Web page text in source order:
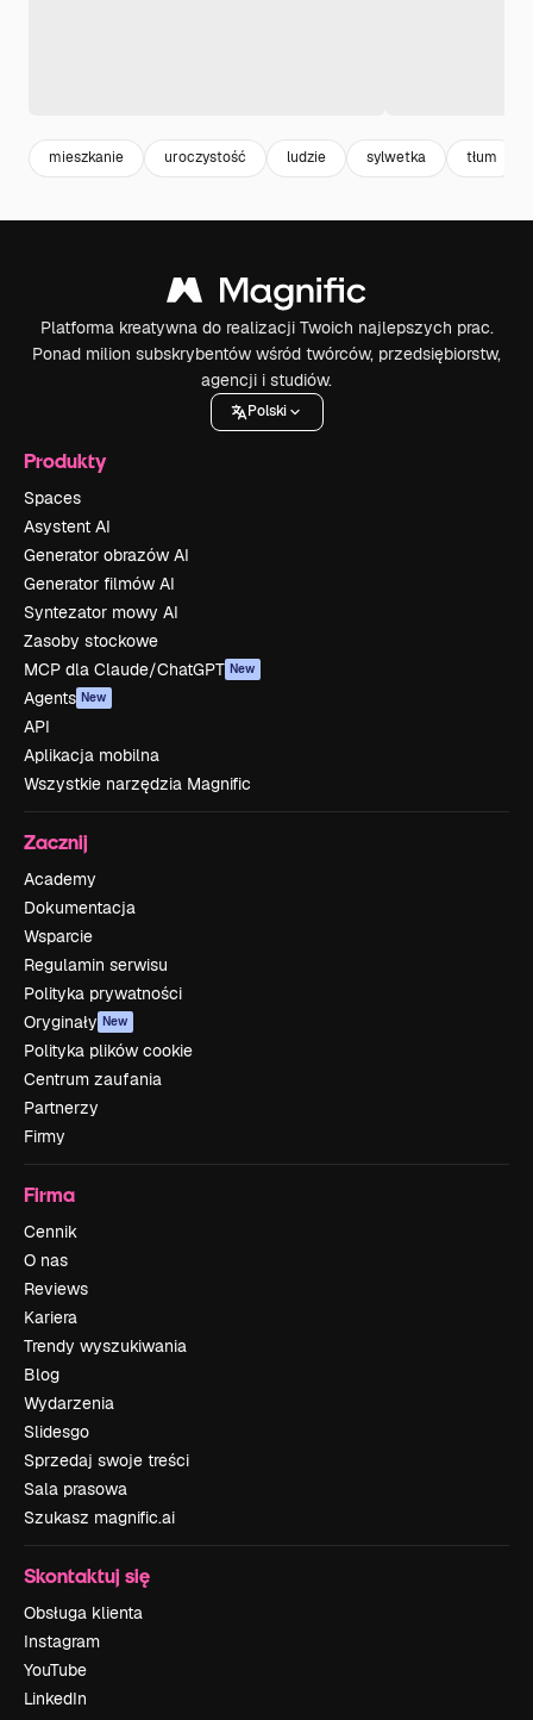
mieszkanie uroczystość ludzie sylwetka tłum
Platforma kreatywna do realizacji Twoich najlepszych prac.
Ponad milion subskrybentów wśród twórców, przedsiębiorstw,
agencji i studiów.
Polski
Produkty
Spaces
Asystent AI
Generator obrazów AI
Generator filmów AI
Syntezator mowy AI
Zasoby stockowe
MCP dla Claude/ChatGPT New
Agents New
API
Aplikacja mobilna
Wszystkie narzędzia Magnific
Zacznij
Academy
Dokumentacja
Wsparcie
Regulamin serwisu
Polityka prywatności
Oryginały New
Polityka plików cookie
Centrum zaufania
Partnerzy
Firmy
Firma
Cennik
O nas
Reviews
Kariera
Trendy wyszukiwania
Blog
Wydarzenia
Slidesgo
Sprzedaj swoje treści
Sala prasowa
Szukasz magnific.ai
Skontaktuj się
Obsługa klienta
Instagram
YouTube
LinkedIn